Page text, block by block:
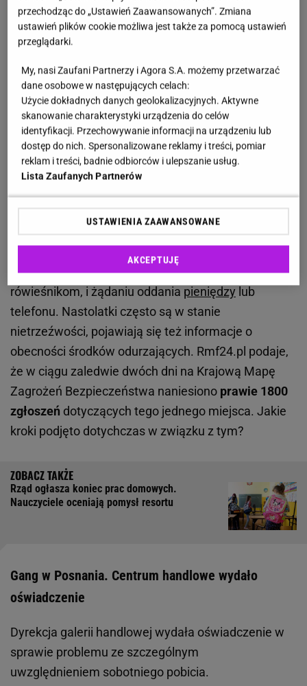
nauczycielem w Polsce Marcinem Józefaciukiem o
edukacji, pieniądzach i nowych wyzwaniach
Gang w Poznaniu atakuje nastolatków. Doszło do
pobicia dziewczyny
W niedzielę 21 stycznia Poznański Trójkąt
Bermudzki poinformował, żenieletnia dziewczyna
została pobita przez grupę nastolatków
Posnania. Niestety okazuje się, że nie był to
pojedynczy przypadek agresji młodzieży. W gangu
jest około 10-15 osób.Pojawiające się zgłoszenia
tym grożeniu młodszym dzieciom, a nawet swoim
rówieśnikom, i żądaniu oddania pieniędzy lub
telefonu. Nastolatki często są w stanie
nietrzeźwości, pojawiają się też informacje o
obecności środków odurzających. Rmf24.pl podaje,
że w ciągu zaledwie dwóch dni na Krajową Mapę
Zagrożeń Bezpieczeństwa naniesiono prawie 1800
zgłoszeń dotyczących tego jednego miejsca. Jakie
kroki podjęto dotychczas w związku z tym?
Rząd ogłasza koniec prac domowych.
Nauczyciele oceniają pomysł resortu
Gang w Posnania. Centrum handlowe wydało
oświadczenie
Dyrekcja galerii handlowej wydała oświadczenie w
sprawie problemu ze szczególnym
uwzględnieniem sobotniego pobicia.
przechodząc do „Ustawień Zaawansowanych”. Zmiana
ustawień plików cookie możliwa jest także za pomocą ustawień
przeglądarki.
My, nasi Zaufani Partnerzy i Agora S.A. możemy przetwarzać
dane osobowe w następujących celach:
Użycie dokładnych danych geolokalizacyjnych. Aktywne
skanowanie charakterystyki urządzenia do celów
identyfikacji. Przechowywanie informacji na urządzeniu lub
dostęp do nich. Spersonalizowane reklamy i treści, pomiar
reklam i treści, badnie odbiorców i ulepszanie usług.
Lista Zaufanych Partnerów
USTAWIENIA ZAAWANSOWANE
AKCEPTUJĘ